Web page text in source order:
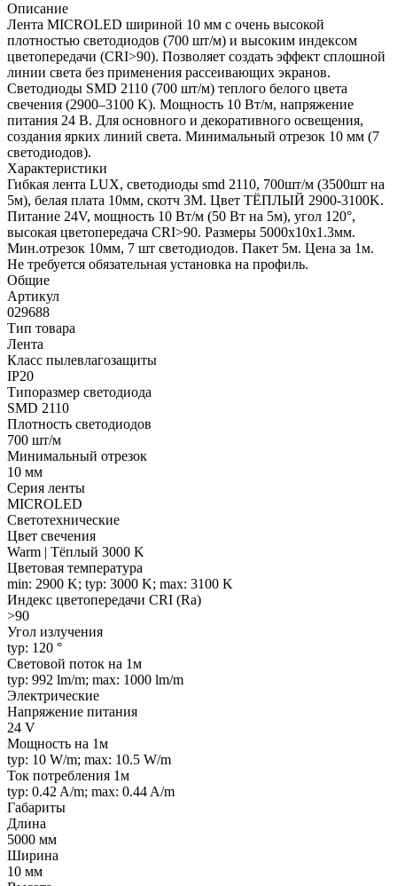
Описание
Лента MICROLED шириной 10 мм с очень высокой
плотностью светодиодов (700 шт/м) и высоким индексом
цветопередачи (CRI>90). Позволяет создать эффект сплошной
линии света без применения рассеивающих экранов.
Светодиоды SMD 2110 (700 шт/м) теплого белого цвета
свечения (2900–3100 K). Мощность 10 Вт/м, напряжение
питания 24 В. Для основного и декоративного освещения,
создания ярких линий света. Минимальный отрезок 10 мм (7
светодиодов).
Характеристики
Гибкая лента LUX, светодиоды smd 2110, 700шт/м (3500шт на
5м), белая плата 10мм, скотч 3М. Цвет ТЁПЛЫЙ 2900-3100K.
Питание 24V, мощность 10 Вт/м (50 Вт на 5м), угол 120°,
высокая цветопередача CRI>90. Размеры 5000х10x1.3мм.
Мин.отрезок 10мм, 7 шт светодиодов. Пакет 5м. Цена за 1м.
Не требуется обязательная установка на профиль.
Общие
Артикул
029688
Тип товара
Лента
Класс пылевлагозащиты
IP20
Типоразмер светодиода
SMD 2110
Плотность светодиодов
700 шт/м
Минимальный отрезок
10 мм
Серия ленты
MICROLED
Светотехнические
Цвет свечения
Warm | Тёплый 3000 K
Цветовая температура
min: 2900 K; typ: 3000 K; max: 3100 K
Индекс цветопередачи CRI (Ra)
>90
Угол излучения
typ: 120 °
Световой поток на 1м
typ: 992 lm/m; max: 1000 lm/m
Электрические
Напряжение питания
24 V
Мощность на 1м
typ: 10 W/m; max: 10.5 W/m
Ток потребления 1м
typ: 0.42 A/m; max: 0.44 A/m
Габариты
Длина
5000 мм
Ширина
10 мм